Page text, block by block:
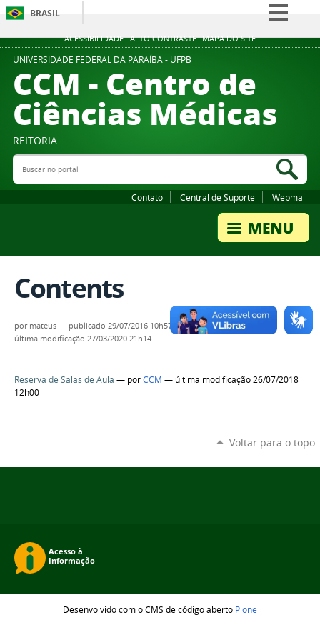
ACESSIBILIDADE ALTO CONTRASTE MAPA DO SITE
BRASIL
Simplifique!
Participe
Acesso à informação
Legislação
UNIVERSIDADE FEDERAL DA PARAÍBA - UFPB
CCM - Centro de
Ciências Médicas
REITORIA
Buscar no portal
Contato Central de Suporte Webmail
Contents
por mateus — publicado 29/07/2016 10h57,
última modificação 27/03/2020 21h14
Reserva de Salas de Aula — porCCM — última modificação 26/07/2018
12h00
Voltar para o topo
Desenvolvido com o CMS de código aberto Plone